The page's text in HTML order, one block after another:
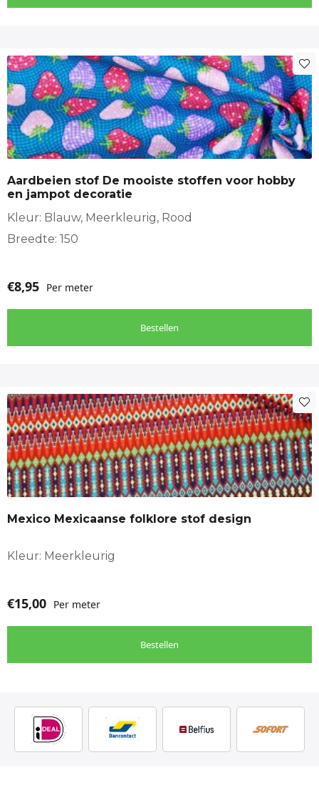
Aardbeien stof De mooiste stoffen voor hobby
en jampot decoratie
Kleur: Blauw, Meerkleurig, Rood
Breedte: 150
€8,95 Per meter
Bestellen
Mexico Mexicaanse folklore stof design
Kleur: Meerkleurig
€15,00 Per meter
Bestellen